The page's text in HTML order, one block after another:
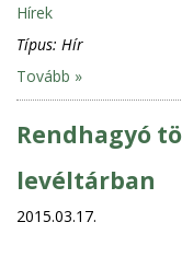
Hírek
Típus: Hír
Tovább »
Rendhagyó
levéltárban
2015.03.17.